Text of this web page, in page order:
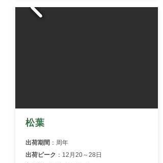
松葉
出荷期間 ：周年
出荷ピーク ：12月20～28日